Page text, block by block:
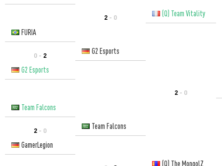
2 - 0
(Q) Team Vitality
FURIA
0 - 2
G2 Esports
G2 Esports
2 - 0
Team Falcons
2 - 0
Team Falcons
GamerLegion
(Q) The MongolZ